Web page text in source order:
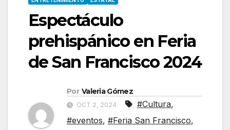
Espectáculo
prehispánico en Feria
de San Francisco 2024
Por Valeria Gómez
OCT 2, 2024 #Cultura,
#eventos, #Feria San Francisco,